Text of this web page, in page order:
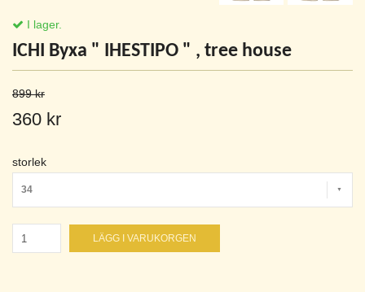
I lager.
ICHI Byxa " IHESTIPO " , tree house
899 kr
360 kr
storlek
34
LÄGG I VARUKORGEN